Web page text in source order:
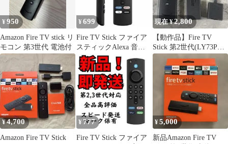
¥950
Amazon Fire TV stick リ
モコン 第3世代 電池付
¥ 699
Fire TV Stick ファイア
スティックAlexa 音声
リモコン第3世代
現在 ¥2,800
【動作品】Fire TV
Stick 第2世代(LY73PR)
本体と音声リモコン
¥4,700
Amazon Fire TV Stick
¥ 777
Fire TV Stick ファイア
¥5,000
新品Amazon Fire TV